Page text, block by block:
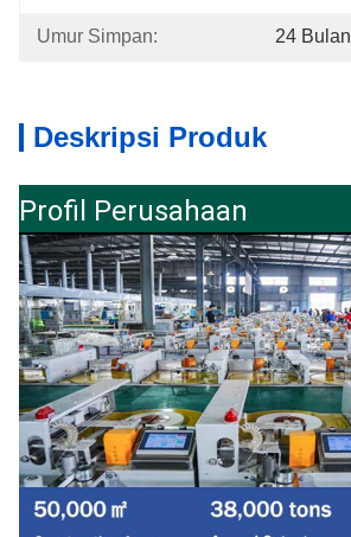
Umur Simpan: 24 Bulan
Deskripsi Produk
Profil Perusahaan